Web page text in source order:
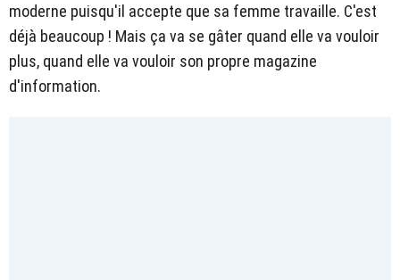
moderne puisqu'il accepte que sa femme travaille. C'est
déjà beaucoup ! Mais ça va se gâter quand elle va vouloir
plus, quand elle va vouloir son propre magazine
d'information.